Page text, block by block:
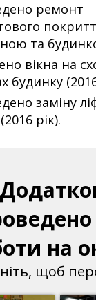
ремонт
та
вікна на
будинку
заміну
рік).
на
щоб